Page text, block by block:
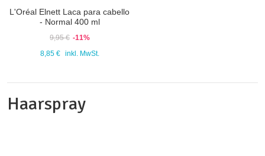
L'Oréal Elnett Laca para cabello
- Normal 400 ml
9,95 € -11%
8,85 € inkl. MwSt.
Haarspray